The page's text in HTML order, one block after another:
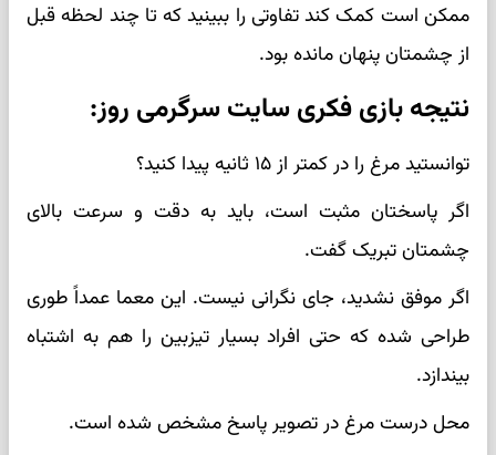
ممکن است کمک کند تفاوتی را ببینید که تا چند لحظه قبل
از چشمتان پنهان مانده بود.
نتیجه بازی فکری سایت سرگرمی روز:
توانستید مرغ را در کمتر از ۱۵ ثانیه پیدا کنید؟
اگر پاسختان مثبت است، باید به دقت و سرعت بالای
چشمتان تبریک گفت.
اگر موفق نشدید، جای نگرانی نیست. این معما عمداً طوری
طراحی شده که حتی افراد بسیار تیزبین را هم به اشتباه
بیندازد.
محل درست مرغ در تصویر پاسخ مشخص شده است.